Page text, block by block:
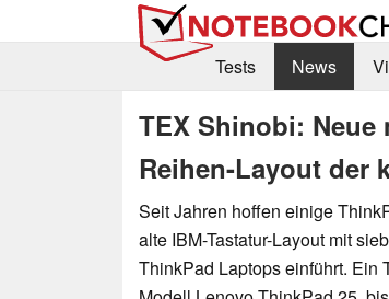
Tests
News
TEX Shinobi: Neue
Reihen-Layout der
Seit Jahren hoffen einige
alte IBM-Tastatur-Layout mit
ThinkPad Laptops einführt. Ein